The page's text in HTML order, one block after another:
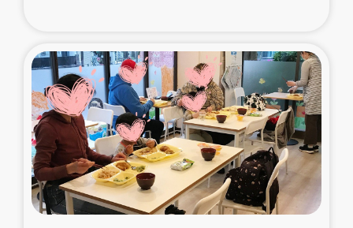
デニヤヤ小規模紅茶農家支援
コーヒー生産者支援
アイナロ県マウベシ郡でのコーヒー畑改善事業
ベイルート大規模爆発被災者支援